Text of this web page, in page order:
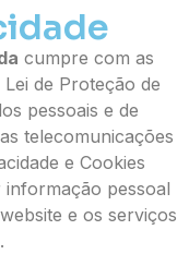
cumpre com as
de Proteção de
pessoais e de
telecomunicações
e Cookies
pessoal
e os serviços